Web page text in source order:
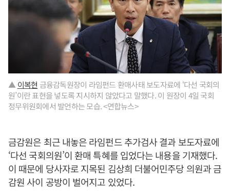
▲ 이복현 금융감독원장이 라임펀드 환매사태 보도자료에 ‘다선 국회의
원’이란 표현을 넣도록 지시하지 않았다고 말했다. 이 원장이 4일 국회
정무위원회에서 발언하는 모습. <연합뉴스>
금감원은 최근 내놓은 라임펀드 추가검사 결과 보도자료에
‘다선 국회의원’이 환매 특혜를 입었다는 내용을 기재했다.
이 때문에 당사자로 지목된 김상희 더불어민주당 의원과 금
감원 사이 공방이 벌어지고 있었다.